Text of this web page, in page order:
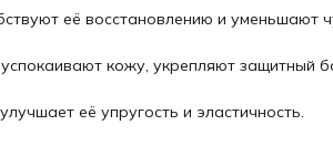
её восстановлению и уменьшают
успокаивают кожу, укрепляют защитный
её упругость и эластичность.